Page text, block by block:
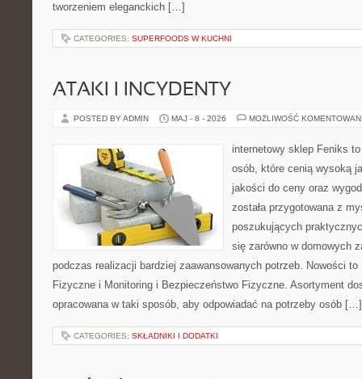
tworzeniem eleganckich […]
CATEGORIES: SUPERFOODS W KUCHNI
ATAKI I INCYDENTY
POSTED BY ADMIN MAJ - 8 - 2026 MOŻLIWOŚĆ
internetowy sklep Feniks
osób, które cenią wysoką
jakości do ceny oraz
została przygotowana z
poszukujących
się zarówno w domowych
podczas realizacji bardziej zaawansowanych potrzeb. Nowości
Fizyczne i Monitoring i Bezpieczeństwo Fizyczne. Asortyment
opracowana w taki sposób, aby odpowiadać na potrzeby osób […]
CATEGORIES: SKŁADNIKI I DODATKI